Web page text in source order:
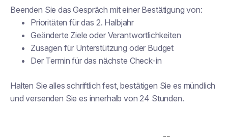
Beenden Sie das Gespräch mit einer Bestätigung von:
Prioritäten für das 2. Halbjahr
Geänderte Ziele oder Verantwortlichkeiten
Zusagen für Unterstützung oder Budget
Der Termin für das nächste Check-in
Halten Sie alles schriftlich fest, bestätigen Sie es mündlich
und versenden Sie es innerhalb von 24 Stunden.